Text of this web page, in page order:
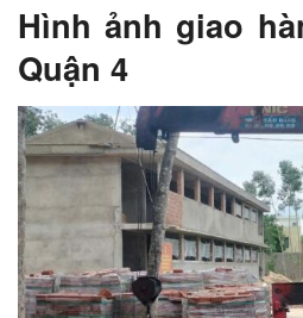
Hình ảnh giao
Quận 4